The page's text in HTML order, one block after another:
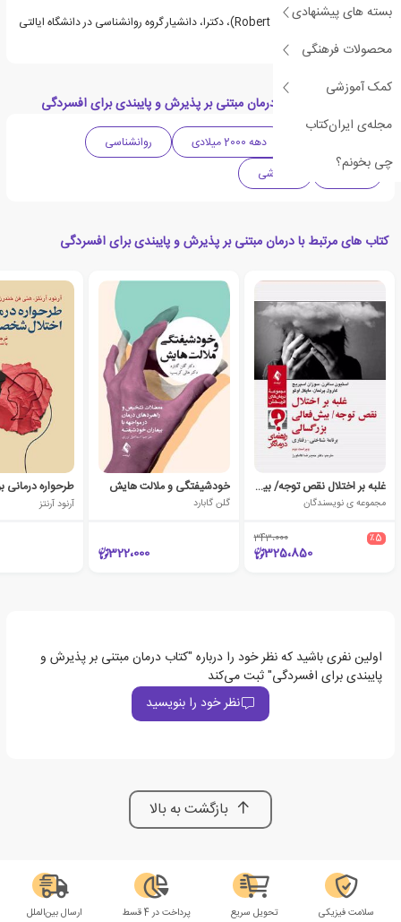
بسته های پیشنهادی
محصولات فرهنگی
کمک آموزشی
مجله‌ی ایران‌کتاب
چی بخونم؟
رابرت دی زتل (Robert D. Zettle)، دکترا، دانشیار گروه روانشناسی در دانشگاه ایالتی
ویچیتا است.
دسته بندی های کتاب درمان مبتنی بر پذیرش و پایبندی برای افسردگی
دهه 2000 میلادی
روانشناسی
سلامت
آموزشی
کتاب های مرتبط با درمان مبتنی بر پذیرش و پایبندی برای افسردگی
غلبه بر اختلال نقص توجه/ بیش فعالی بزرگسالی (راهنمای درمانگر)
مجموعه ی نویسندگان
٪5 343،000
325،850
خودشیفتگی و ملالت هایش
گلن گابارد
322،000
آرنود آرنتز
اولین نفری باشید که نظر خود را درباره "کتاب درمان مبتنی بر پذیرش و
پایبندی برای افسردگی" ثبت می‌کند
نظر خود را بنویسید
بازگشت به بالا
سلامت فیزیکی تحویل سریع پرداخت در 4 قسط ارسال بین‌الملل